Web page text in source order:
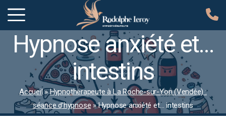
Hypnose anxiété et…
intestins
Accueil»Hypnothérapeute à La Roche-sur-Yon (Vendée) :
séance d’hypnose »Hypnose anxiété et… intestins